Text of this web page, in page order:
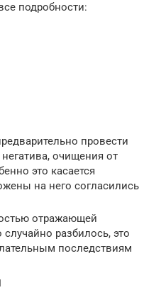
подробности:
провести
очищения от
это касается
на него согласились
отражающей
разбилось, это
последствиям